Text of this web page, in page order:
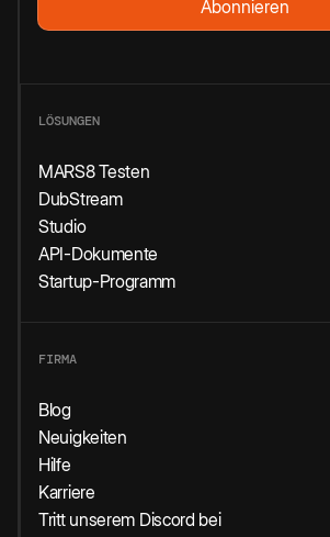
LÖSUNGEN
MARS8 Testen
DubStream
Studio
API-Dokumente
Startup-Programm
FIRMA
Blog
Neuigkeiten
Hilfe
Karriere
Tritt unserem Discord bei